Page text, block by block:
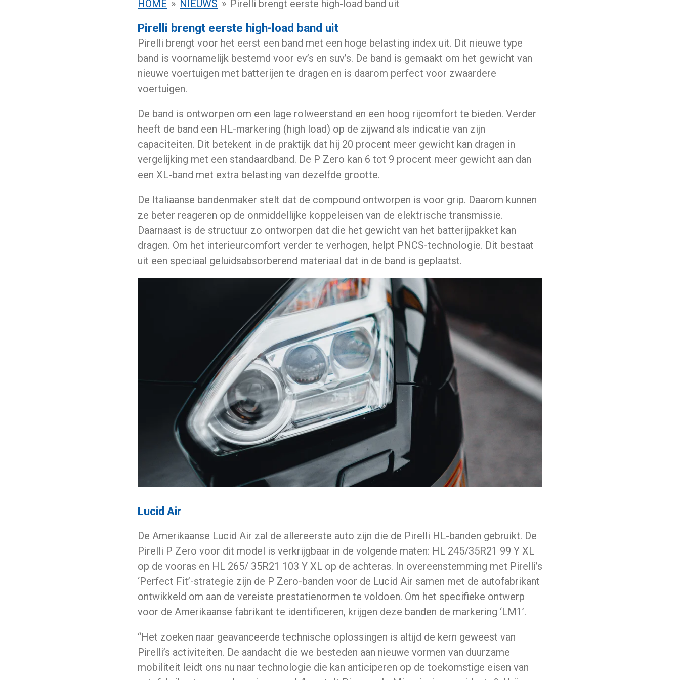
HOME » NIEUWS » Pirelli brengt eerste high-load band uit
Pirelli brengt eerste high-load band uit
Pirelli brengt voor het eerst een band met een hoge belasting index uit. Dit nieuwe type
band is voornamelijk bestemd voor ev’s en suv’s. De band is gemaakt om het gewicht van
nieuwe voertuigen met batterijen te dragen en is daarom perfect voor zwaardere
voertuigen.
De band is ontworpen om een lage rolweerstand en een hoog rijcomfort te bieden. Verder
heeft de band een HL-markering (high load) op de zijwand als indicatie van zijn
capaciteiten. Dit betekent in de praktijk dat hij 20 procent meer gewicht kan dragen in
vergelijking met een standaardband. De P Zero kan 6 tot 9 procent meer gewicht aan dan
een XL-band met extra belasting van dezelfde grootte.
De Italiaanse bandenmaker stelt dat de compound ontworpen is voor grip. Daarom kunnen
ze beter reageren op de onmiddellijke koppeleisen van de elektrische transmissie.
Daarnaast is de structuur zo ontworpen dat die het gewicht van het batterijpakket kan
dragen. Om het interieurcomfort verder te verhogen, helpt PNCS-technologie. Dit bestaat
uit een speciaal geluidsabsorberend materiaal dat in de band is geplaatst.
Lucid Air
De Amerikaanse Lucid Air zal de allereerste auto zijn die de Pirelli HL-banden gebruikt. De
Pirelli P Zero voor dit model is verkrijgbaar in de volgende maten: HL 245/35R21 99 Y XL
op de vooras en HL 265/ 35R21 103 Y XL op de achteras. In overeenstemming met Pirelli’s
‘Perfect Fit’-strategie zijn de P Zero-banden voor de Lucid Air samen met de autofabrikant
ontwikkeld om aan de vereiste prestatienormen te voldoen. Om het specifieke ontwerp
voor de Amerikaanse fabrikant te identificeren, krijgen deze banden de markering ‘LM1’.
“Het zoeken naar geavanceerde technische oplossingen is altijd de kern geweest van
Pirelli’s activiteiten. De aandacht die we besteden aan nieuwe vormen van duurzame
mobiliteit leidt ons nu naar technologie die kan anticiperen op de toekomstige eisen van